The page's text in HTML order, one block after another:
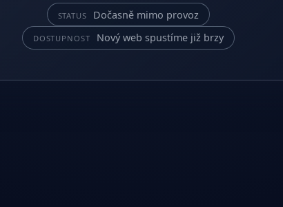
STATUS Dočasně mimo provoz
DOSTUPNOST Nový web spustíme již brzy